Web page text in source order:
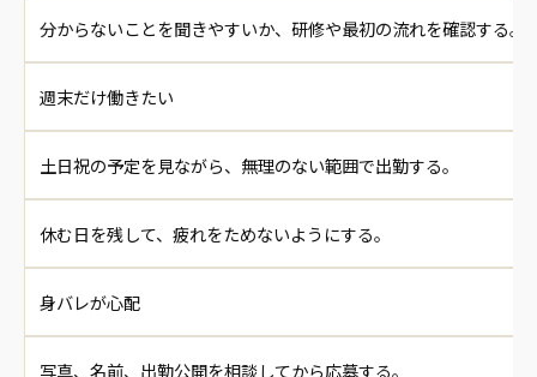
分からないことを聞きやすいか、研修や最初の流れを確認する。
週末だけ働きたい
土日祝の予定を見ながら、無理のない範囲で出勤する。
休む日を残して、疲れをためないようにする。
身バレが心配
写真、名前、出勤公開を相談してから応募する。